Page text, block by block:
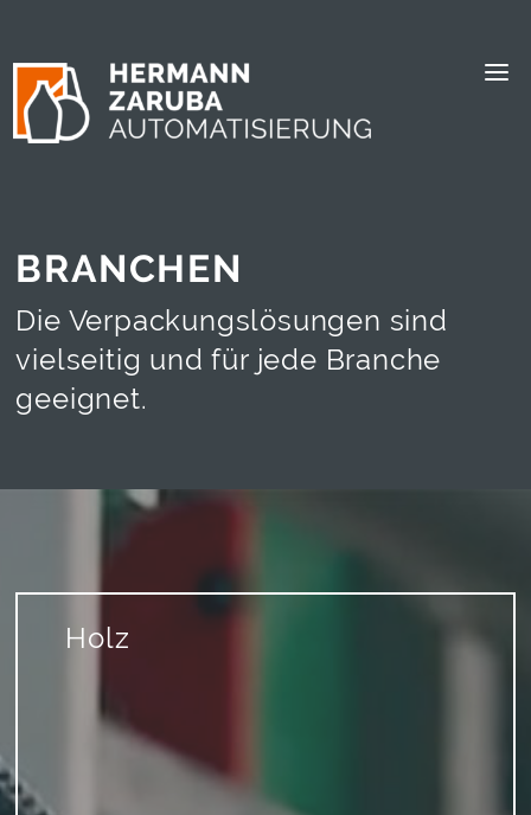
BRANCHEN
Die Verpackungslösungen sind
vielseitig und für jede Branche
geeignet.
Holz